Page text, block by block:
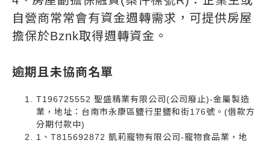
自營商常常會有資金週轉需求，可提供房屋
擔保於Bznk取得週轉資金。
逾期且未協商名單
T196725552 聖盛精業有限公司(公司廢止)-金屬製造
業，地址：台南市永康區鹽行里鹽和街176號。(借款方
分期付款中)
1、T815692872 凱莉寵物有限公司-寵物食品業，地